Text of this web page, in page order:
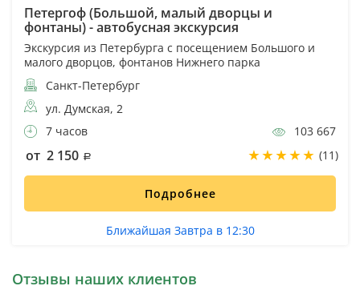
Петергоф (Большой, малый дворцы и
фонтаны) - автобусная экскурсия
Экскурсия из Петербурга с посещением Большого и
малого дворцов, фонтанов Нижнего парка
Санкт-Петербург
ул. Думская, 2
7 часов
103 667
от 2 150 (11)
Подробнее
Ближайшая Завтра в 12:30
Отзывы наших клиентов